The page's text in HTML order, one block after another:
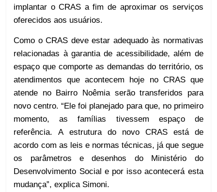
implantar o CRAS a fim de aproximar os serviços
oferecidos aos usuários.
Como o CRAS deve estar adequado às normativas
relacionadas à garantia de acessibilidade, além de
espaço que comporte as demandas do território, os
atendimentos que acontecem hoje no CRAS que
atende no Bairro Noêmia serão transferidos para
novo centro. “Ele foi planejado para que, no primeiro
momento, as famílias tivessem espaço de
referência. A estrutura do novo CRAS está de
acordo com as leis e normas técnicas, já que segue
os parâmetros e desenhos do Ministério do
Desenvolvimento Social e por isso acontecerá esta
mudança”, explica Simoni.